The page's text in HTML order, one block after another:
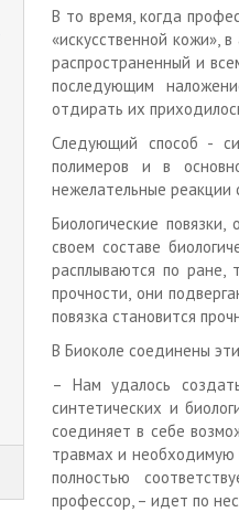
В то время, когда
«искусственной кожи»,
распространенный и
последующим
отдирать их
Следующий способ -
полимеров и в
нежелательные реакции
Биологические
своем составе
расплываются по ране,
прочности, они
повязка становится
В Биоколе соединены
– Нам удалось
синтетических и
соединяет в себе
травмах и необходимую
полностью
профессор, – идет по